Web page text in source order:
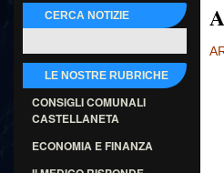
CERCA NOTIZIE
LE NOSTRE RUBRICHE
CONSIGLI COMUNALI
CASTELLANETA
ECONOMIA E FINANZA